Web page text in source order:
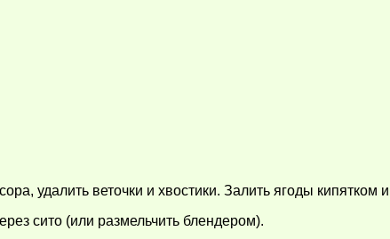
удалить веточки и хвостики. Залить ягоды кипятком
сито (или размельчить блендером).